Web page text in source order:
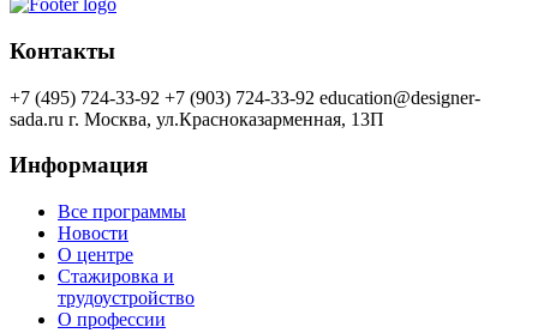
Контакты
+7 (495) 724-33-92 +7 (903) 724-33-92 education@designer-
sada.ru г. Москва, ул.Красноказарменная, 13П
Информация
Все программы
Новости
О центре
Стажировка и
трудоустройство
О профессии